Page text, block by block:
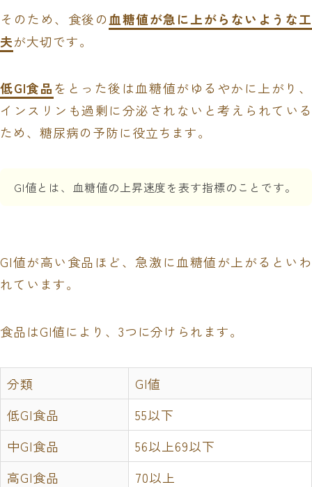
そのため、食後の血糖値が急に上がらないような工
夫が大切です。
低GI食品をとった後は血糖値がゆるやかに上がり、
インスリンも過剰に分泌されないと考えられている
ため、糖尿病の予防に役立ちます。
GI値とは、血糖値の上昇速度を表す指標のことです。
GI値が高い食品ほど、急激に血糖値が上がるといわ
れています。
食品はGI値により、3つに分けられます。
分類
GI値
低GI食品
55以下
中GI食品
56以上69以下
高GI食品
70以上